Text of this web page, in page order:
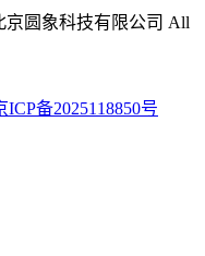
京圆象科技有限公司 All
ICP备2025118850号